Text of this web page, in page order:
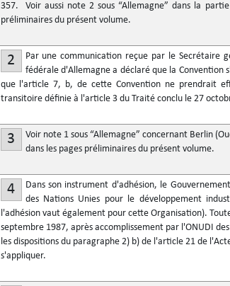
357. Voir aussi note 2 sous “Allemagne” dans la
préliminaires du présent volume.
2
Par une communication reçue par le Secrétaire
fédérale d'Allemagne a déclaré que la
que l'article 7, b, de cette Convention ne prendrait
transitoire définie à l'article 3 du Traité conclu le 27
3
Voir note 1 sous “Allemagne” concernant Berlin
dans les pages préliminaires du présent volume.
4
Dans son instrument d'adhésion, le
des Nations Unies pour le développement
l'adhésion vaut également pour cette Organisation).
septembre 1987, après accomplissement par l'ONUDI
les dispositions du paragraphe 2) b) de l'article 21 de
s'appliquer.